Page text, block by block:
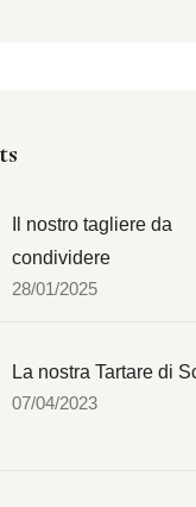
Il nostro tagliere da
condividere
28/01/2025
La nostra Tartare di
07/04/2023